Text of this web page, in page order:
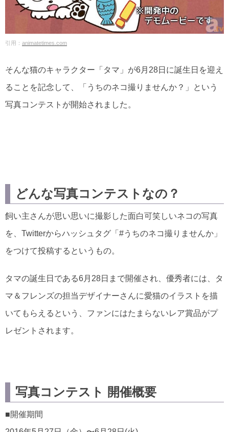
引用： animatetimes.com
そんな猫のキャラクター「タマ」が6月28日に誕生日を迎え
ることを記念して、「うちのネコ撮りませんか？」という
写真コンテストが開始されました。
どんな写真コンテストなの？
飼い主さんが思い思いに撮影した面白可笑しいネコの写真
を、Twitterからハッシュタグ「#うちのネコ撮りませんか」
をつけて投稿するというもの。
タマの誕生日である6月28日まで開催され、優秀者には、タ
マ＆フレンズの担当デザイナーさんに愛猫のイラストを描
いてもらえるという、ファンにはたまらないレア賞品がプ
レゼントされます。
写真コンテスト 開催概要
■開催期間